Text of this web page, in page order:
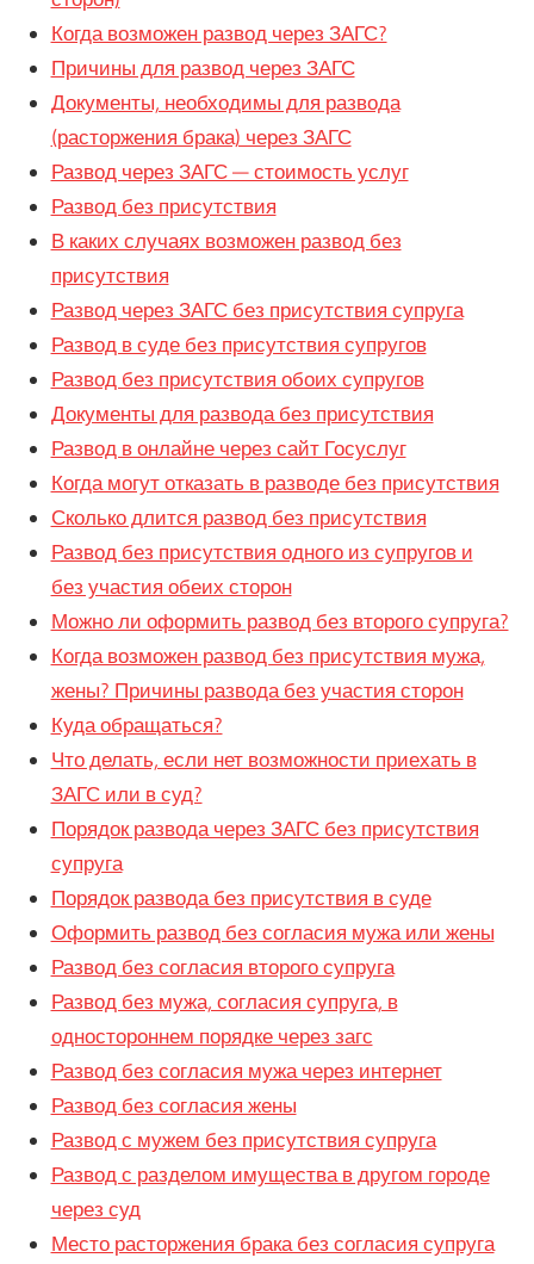
Когда возможен развод через ЗАГС?
Причины для развод через ЗАГС
Документы, необходимы для развода
(расторжения брака) через ЗАГС
Развод через ЗАГС — стоимость услуг
Развод без присутствия
В каких случаях возможен развод без
присутствия
Развод через ЗАГС без присутствия супруга
Развод в суде без присутствия супругов
Развод без присутствия обоих супругов
Документы для развода без присутствия
Развод в онлайне через сайт Госуслуг
Когда могут отказать в разводе без присутствия
Сколько длится развод без присутствия
Развод без присутствия одного из супругов и
без участия обеих сторон
Можно ли оформить развод без второго супруга?
Когда возможен развод без присутствия мужа,
жены? Причины развода без участия сторон
Куда обращаться?
Что делать, если нет возможности приехать в
ЗАГС или в суд?
Порядок развода через ЗАГС без присутствия
супруга
Порядок развода без присутствия в суде
Оформить развод без согласия мужа или жены
Развод без согласия второго супруга
Развод без мужа, согласия супруга, в
одностороннем порядке через загс
Развод без согласия мужа через интернет
Развод без согласия жены
Развод с мужем без присутствия супруга
Развод с разделом имущества в другом городе
через суд
Место расторжения брака без согласия супруга